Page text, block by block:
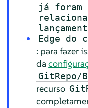
já foram
Edge do
: para fazer
da
GitRepo/
recurso